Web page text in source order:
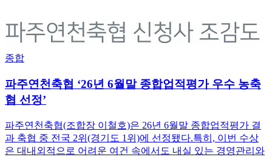
종합
파주연천축협 ‘26년 6월말 종합업적평가 우수 농축
협 선정’
파주연천축협(조합장 이철호)은 26년 6월말 종합업적평가 결
과 축협 중 전국 2위(경기도 1위)에 선정됐다.특히, 이번 수상
은 대내외적으로 어려운 여건 속에서도 내실 있는 경영관리와